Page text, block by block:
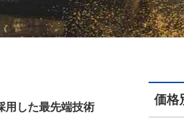
用した最先端技術
価格